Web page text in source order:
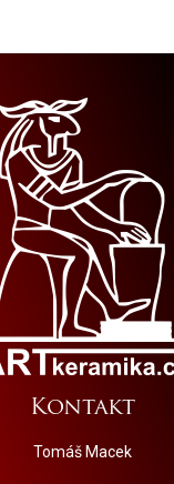
Kontakt
Tomáš Macek